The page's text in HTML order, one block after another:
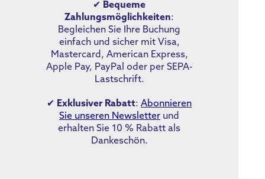
✔ Bequeme
Zahlungsmöglichkeiten:
Begleichen Sie Ihre Buchung
einfach und sicher mit Visa,
Mastercard, American Express,
Apple Pay, PayPal oder per SEPA-
Lastschrift.
✔ Exklusiver Rabatt:Abonnieren
Sie unseren Newsletter und
erhalten Sie 10 % Rabatt als
Dankeschön.